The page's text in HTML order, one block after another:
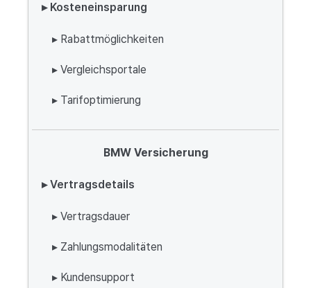
▸ Kosteneinsparung
▸ Rabattmöglichkeiten
▸ Vergleichsportale
▸ Tarifoptimierung
BMW Versicherung
▸ Vertragsdetails
▸ Vertragsdauer
▸ Zahlungsmodalitäten
▸ Kundensupport